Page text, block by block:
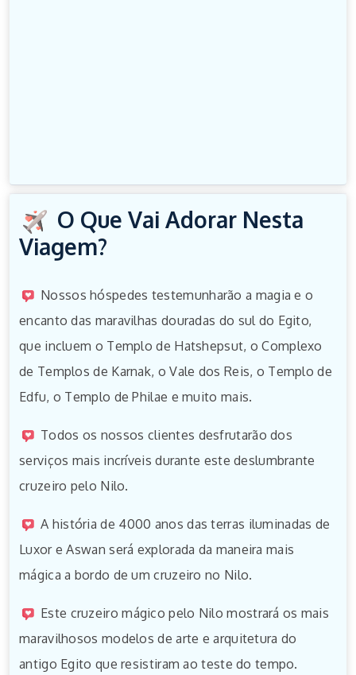
O Que Vai Adorar Nesta
Viagem?
Nossos hóspedes testemunharão a magia e o
encanto das maravilhas douradas do sul do Egito,
que incluem o Templo de Hatshepsut, o Complexo
de Templos de Karnak, o Vale dos Reis, o Templo de
Edfu, o Templo de Philae e muito mais.
Todos os nossos clientes desfrutarão dos
serviços mais incríveis durante este deslumbrante
cruzeiro pelo Nilo.
A história de 4000 anos das terras iluminadas de
Luxor e Aswan será explorada da maneira mais
mágica a bordo de um cruzeiro no Nilo.
Este cruzeiro mágico pelo Nilo mostrará os mais
maravilhosos modelos de arte e arquitetura do
antigo Egito que resistiram ao teste do tempo.